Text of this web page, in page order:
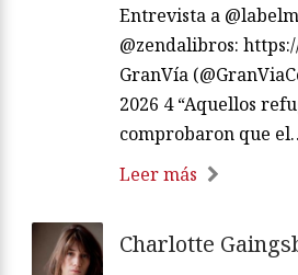
Entrevista a
@zendalibros:
GranVía
2026 4 “Aquellos
comprobaron que
Leer más
Charlotte